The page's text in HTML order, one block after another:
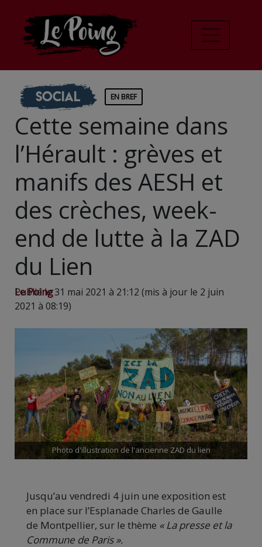
Social EN BREF
Cette semaine dans
l’Hérault : grèves et
manifs des AESH et
des crèches, week-
end de lutte à la ZAD
du Lien
Le Poing
Publié le 31 mai 2021 à 21:12 (mis à jour le 2 juin
2021 à 08:19)
Photo d'illustration de l'ancienne ZAD du lien
Jusqu’au vendredi 4 juin une exposition est
en place sur l’Esplanade Charles de Gaulle
de Montpellier, sur le thème « La presse et la
Commune de Paris ».